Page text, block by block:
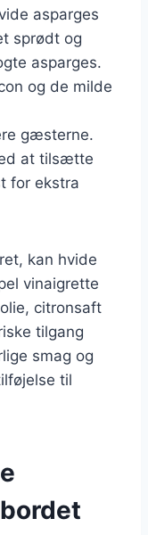
asparges
sprødt og
asparges.
og de milde
gæsterne.
at tilsætte
for ekstra
kan hvide
vinaigrette
citronsaft
tilgang
smag og
til